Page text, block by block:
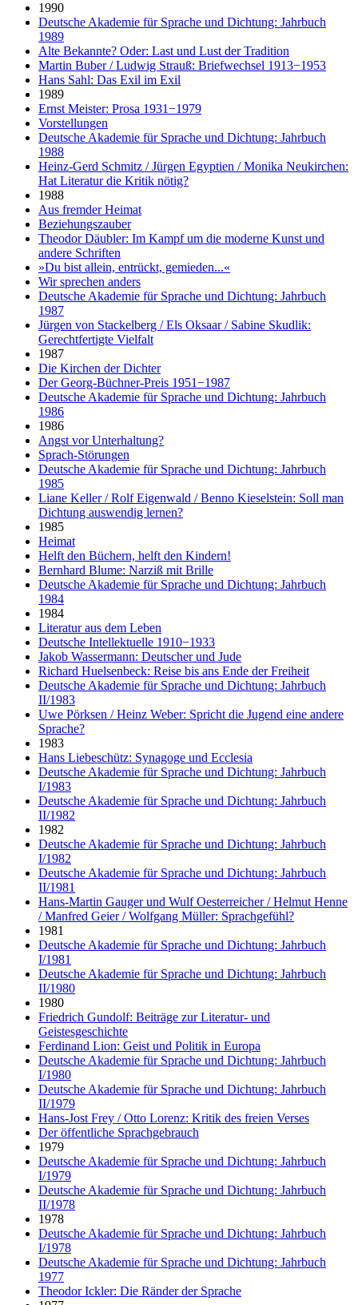
1990
Deutsche Akademie für Sprache und Dichtung: Jahrbuch
1989
Alte Bekannte? Oder: Last und Lust der Tradition
Martin Buber / Ludwig Strauß: Briefwechsel 1913−1953
Hans Sahl: Das Exil im Exil
1989
Ernst Meister: Prosa 1931−1979
Vorstellungen
Deutsche Akademie für Sprache und Dichtung: Jahrbuch
1988
Heinz-Gerd Schmitz / Jürgen Egyptien / Monika Neukirchen:
Hat Literatur die Kritik nötig?
1988
Aus fremder Heimat
Beziehungszauber
Theodor Däubler: Im Kampf um die moderne Kunst und
andere Schriften
»Du bist allein, entrückt, gemieden...«
Wir sprechen anders
Deutsche Akademie für Sprache und Dichtung: Jahrbuch
1987
Jürgen von Stackelberg / Els Oksaar / Sabine Skudlik:
Gerechtfertigte Vielfalt
1987
Die Kirchen der Dichter
Der Georg-Büchner-Preis 1951−1987
Deutsche Akademie für Sprache und Dichtung: Jahrbuch
1986
1986
Angst vor Unterhaltung?
Sprach-Störungen
Deutsche Akademie für Sprache und Dichtung: Jahrbuch
1985
Liane Keller / Rolf Eigenwald / Benno Kieselstein: Soll man
Dichtung auswendig lernen?
1985
Heimat
Helft den Büchern, helft den Kindern!
Bernhard Blume: Narziß mit Brille
Deutsche Akademie für Sprache und Dichtung: Jahrbuch
1984
1984
Literatur aus dem Leben
Deutsche Intellektuelle 1910−1933
Jakob Wassermann: Deutscher und Jude
Richard Huelsenbeck: Reise bis ans Ende der Freiheit
Deutsche Akademie für Sprache und Dichtung: Jahrbuch
II/1983
Uwe Pörksen / Heinz Weber: Spricht die Jugend eine andere
Sprache?
1983
Hans Liebeschütz: Synagoge und Ecclesia
Deutsche Akademie für Sprache und Dichtung: Jahrbuch
I/1983
Deutsche Akademie für Sprache und Dichtung: Jahrbuch
II/1982
1982
Deutsche Akademie für Sprache und Dichtung: Jahrbuch
I/1982
Deutsche Akademie für Sprache und Dichtung: Jahrbuch
II/1981
Hans-Martin Gauger und Wulf Oesterreicher / Helmut Henne
/ Manfred Geier / Wolfgang Müller: Sprachgefühl?
1981
Deutsche Akademie für Sprache und Dichtung: Jahrbuch
I/1981
Deutsche Akademie für Sprache und Dichtung: Jahrbuch
II/1980
1980
Friedrich Gundolf: Beiträge zur Literatur- und
Geistesgeschichte
Ferdinand Lion: Geist und Politik in Europa
Deutsche Akademie für Sprache und Dichtung: Jahrbuch
I/1980
Deutsche Akademie für Sprache und Dichtung: Jahrbuch
II/1979
Hans-Jost Frey / Otto Lorenz: Kritik des freien Verses
Der öffentliche Sprachgebrauch
1979
Deutsche Akademie für Sprache und Dichtung: Jahrbuch
I/1979
Deutsche Akademie für Sprache und Dichtung: Jahrbuch
II/1978
1978
Deutsche Akademie für Sprache und Dichtung: Jahrbuch
I/1978
Deutsche Akademie für Sprache und Dichtung: Jahrbuch
1977
Theodor Ickler: Die Ränder der Sprache